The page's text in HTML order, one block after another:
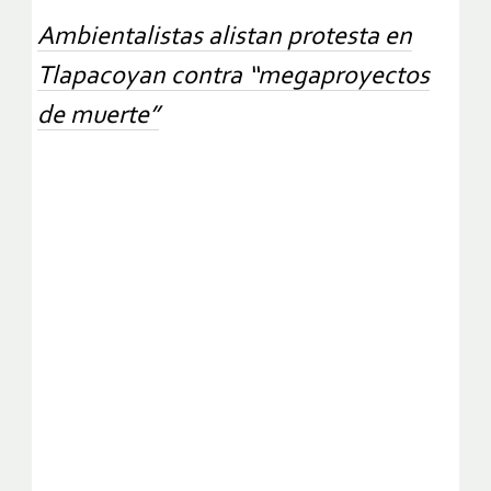
Ambientalistas alistan protesta en
Tlapacoyan contra “megaproyectos
de muerte”